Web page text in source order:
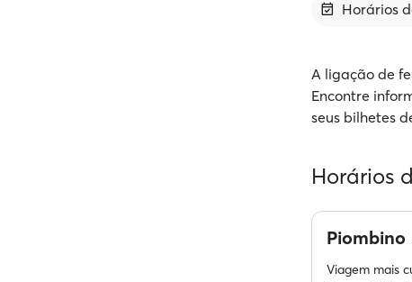
Horários
A ligação de
Encontre
seus bilhetes
Horários
Piombino
Viagem mais